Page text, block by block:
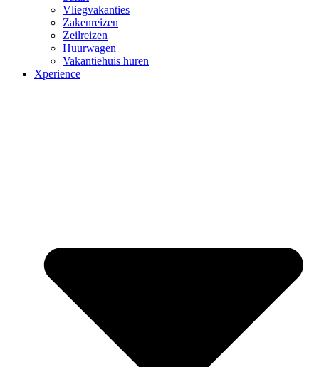
Vliegvakanties
Zakenreizen
Zeilreizen
Huurwagen
Vakantiehuis huren
Xperience